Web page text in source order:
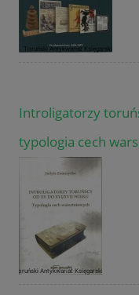
Introligatorzy
typologia cech